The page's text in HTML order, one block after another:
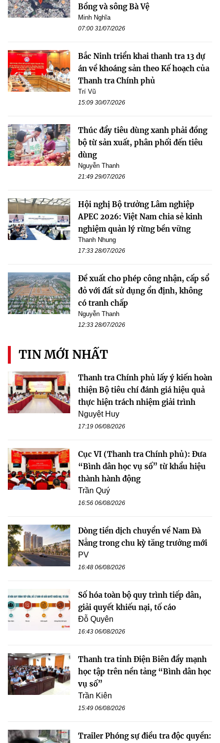
Bồng và sông Bà Vệ
Minh Nghĩa
07:00 31/07/2026
Bắc Ninh triển khai thanh tra 13 dự
án về khoáng sản theo Kế hoạch của
Thanh tra Chính phủ
Trí Vũ
15:09 30/07/2026
Thúc đẩy tiêu dùng xanh phải đồng
bộ từ sản xuất, phân phối đến tiêu
dùng
Nguyễn Thanh
21:49 29/07/2026
Hội nghị Bộ trưởng Lâm nghiệp
APEC 2026: Việt Nam chia sẻ kinh
nghiệm quản lý rừng bền vững
Thanh Nhung
17:33 28/07/2026
Đề xuất cho phép công nhận, cấp sổ
đỏ với đất sử dụng ổn định, không
có tranh chấp
Nguyễn Thanh
12:33 28/07/2026
TIN MỚI NHẤT
Thanh tra Chính phủ lấy ý kiến hoàn
thiện Bộ tiêu chí đánh giá hiệu quả
thực hiện trách nhiệm giải trình
Nguyệt Huy
17:19 06/08/2026
Cục VI (Thanh tra Chính phủ): Đưa
“Bình dân học vụ số” từ khẩu hiệu
thành hành động
Trần Quý
16:56 06/08/2026
Dòng tiền dịch chuyển về Nam Đà
Nẵng trong chu kỳ tăng trưởng mới
PV
16:48 06/08/2026
Số hóa toàn bộ quy trình tiếp dân,
giải quyết khiếu nại, tố cáo
Đỗ Quyên
16:43 06/08/2026
Thanh tra tỉnh Điện Biên đẩy mạnh
học tập trên nền tảng “Bình dân học
vụ số”
Trần Kiên
15:49 06/08/2026
Trailer Phóng sự điều tra độc quyền: